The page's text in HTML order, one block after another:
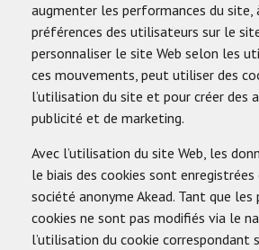
augmenter les performances du site,
préférences des utilisateurs sur le
personnaliser le site Web selon les
ces mouvements, peut utiliser des
l’utilisation du site et pour créer des
publicité et de marketing.
Avec l’utilisation du site Web, les
le biais des cookies sont
société anonyme Akead. Tant que les
cookies ne sont pas modifiés via le
l’utilisation du cookie correspondant